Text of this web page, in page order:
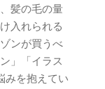
髪の毛の量
入れられる
ンが買うべ
」「イラス
みを抱えてい